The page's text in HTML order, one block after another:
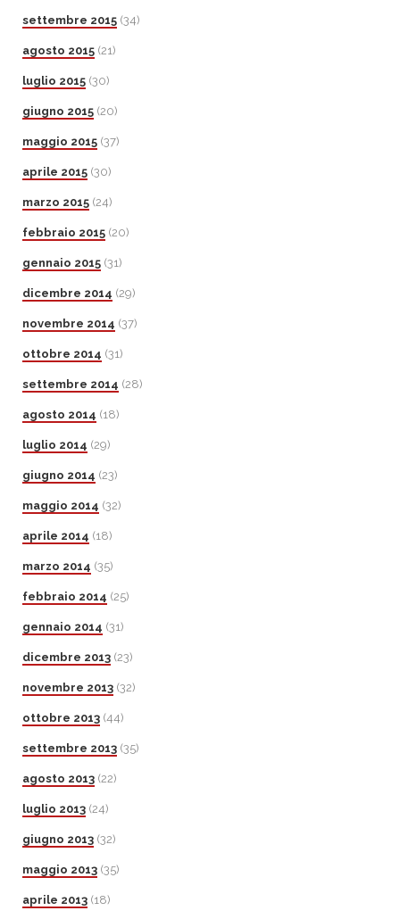
settembre 2015 (34)
agosto 2015 (21)
luglio 2015 (30)
giugno 2015 (20)
maggio 2015 (37)
aprile 2015 (30)
marzo 2015 (24)
febbraio 2015 (20)
gennaio 2015 (31)
dicembre 2014 (29)
novembre 2014 (37)
ottobre 2014 (31)
settembre 2014 (28)
agosto 2014 (18)
luglio 2014 (29)
giugno 2014 (23)
maggio 2014 (32)
aprile 2014 (18)
marzo 2014 (35)
febbraio 2014 (25)
gennaio 2014 (31)
dicembre 2013 (23)
novembre 2013 (32)
ottobre 2013 (44)
settembre 2013 (35)
agosto 2013 (22)
luglio 2013 (24)
giugno 2013 (32)
maggio 2013 (35)
aprile 2013 (18)